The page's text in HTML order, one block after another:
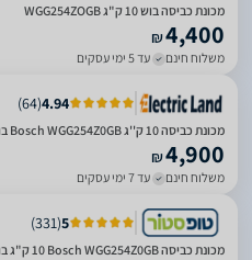
מכונת כביסה בוש 10 ק"ג WGG254ZOGB
₪4,400
משלוח חינם עד 5 ימי עסקים
4.94
(
64
)
מכונת כביסה 10 ק''ג Bosch WGG254Z0GB בוש דגם פרמיום 2025!
₪4,900
משלוח חינם עד 7 ימי עסקים
5
(
331
)
מכונת כביסה Bosch WGG254Z0GB ‏10 ‏ק"ג בוש